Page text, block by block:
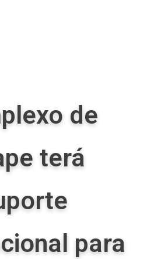
de
terá
para